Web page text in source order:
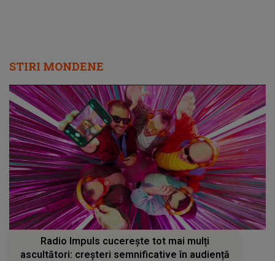
STIRI MONDENE
Radio Impuls cucerește tot mai mulți
ascultători: creșteri semnificative în audiență